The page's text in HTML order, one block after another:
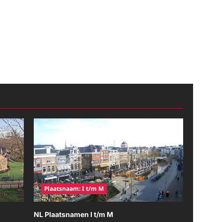
Plaatsnaam: I t/m M
NL Plaatsnamen I t/m M